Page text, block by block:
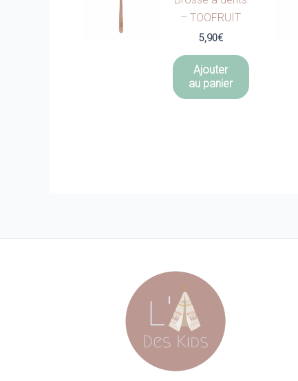
– TOOFRUIT
5,90€
Ajouter
au panier